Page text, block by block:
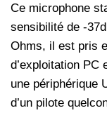
Ce microphone
sensibilité de -
Ohms, il est pris
d’exploitation PC
une périphérique
d’un pilote